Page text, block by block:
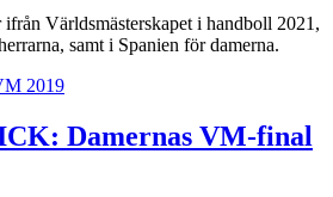
Världsmästerskapet i handboll 2021,
samt i Spanien för damerna.
Damernas VM-final